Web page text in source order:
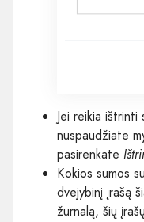
Jei reikia
nuspaudžiate
pasirenkate
Kokios sumos
dvejybinį įrašą
žurnalą, šių